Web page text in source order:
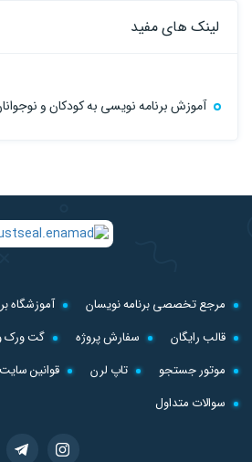
لینک های مفید
آموزش برنامه نویسی به کودکان و
مرجع تخصصی برنامه نویسان
آموزشگاه
قالب رایگان
سفارش پروژه
گت ورک
موتور جستجو
تاپ لرن قوانین سایت
سوالات متداول